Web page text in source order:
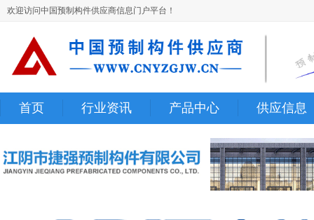
欢迎访问中国预制构件供应商信息门户平台！
首页 行业资讯 产品中心 供应信息